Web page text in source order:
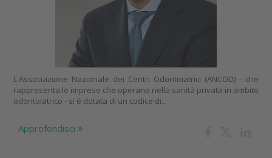
L'Associazione Nazionale dei Centri Odontoiatrici (ANCOD) - che
rappresenta le imprese che operano nella sanità privata in ambito
odontoiatrico - si è dotata di un codice di...
Approfondisci